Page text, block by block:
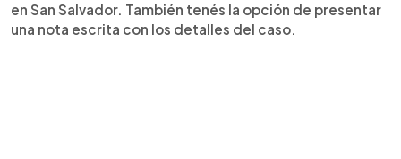
en San Salvador. También tenés la opción de presentar
una nota escrita con los detalles del caso.